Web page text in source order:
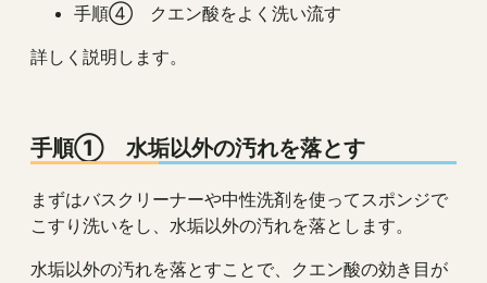
手順④ クエン酸をよく洗い流す
詳しく説明します。
手順① 水垢以外の汚れを落とす
まずはバスクリーナーや中性洗剤を使ってスポンジで
こすり洗いをし、水垢以外の汚れを落とします。
水垢以外の汚れを落とすことで、クエン酸の効き目が